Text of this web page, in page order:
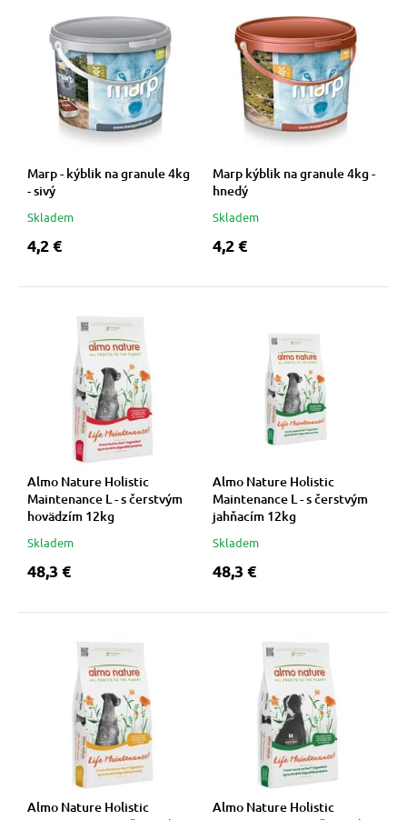
Marp - kýblik na granule 4kg
- sivý
Skladem
4,2 €
Marp kýblik na granule 4kg -
hnedý
Skladem
4,2 €
Almo Nature Holistic
Maintenance L - s čerstvým
hovädzím 12kg
Skladem
48,3 €
Almo Nature Holistic
Maintenance L - s čerstvým
jahňacím 12kg
Skladem
48,3 €
Almo Nature Holistic
Almo Nature Holistic